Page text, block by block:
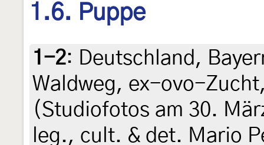
1.6. Puppe
1-2: Deutschland,
Waldweg, ex-ovo-
(Studiofotos am 30.
leg., cult. & det. Mario